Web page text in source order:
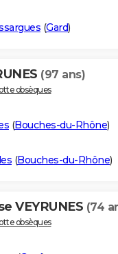
(Gard)
(97 ans)
obsèques
(Bouches-du-Rhône)
(Bouches-du-Rhône)
VEYRUNES (74
obsèques